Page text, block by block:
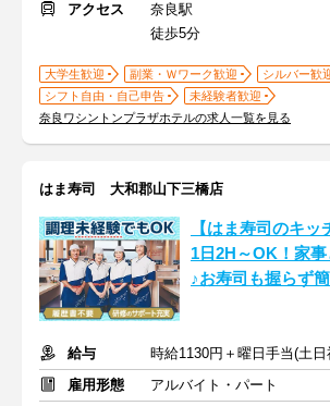
アクセス
奈良駅
徒歩5分
大学生歓迎 副業・Ｗワーク歓迎
シルバー歓
シフト自由・自己申告
未経験者歓迎
奈良ワシントンプラザホテルの求人一覧を見る
はま寿司 大和郡山下三橋店
【はま寿司のキッ
1日2H～OK！家
♪お寿司も握らず
給与
時給1130円＋曜日手当(土
雇用形態
アルバイト・パート